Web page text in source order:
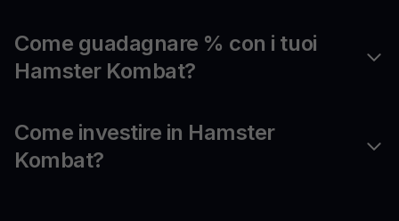
Come guadagnare % con i tuoi
Hamster Kombat?
Come investire in Hamster
Kombat?